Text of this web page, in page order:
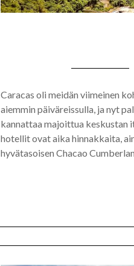
Caracas oli meidän viimeinen
aiemmin päiväreissulla, ja nyt
kannattaa majoittua keskustan
hotellit ovat aika hinnakkaita,
hyvätasoisen Chacao